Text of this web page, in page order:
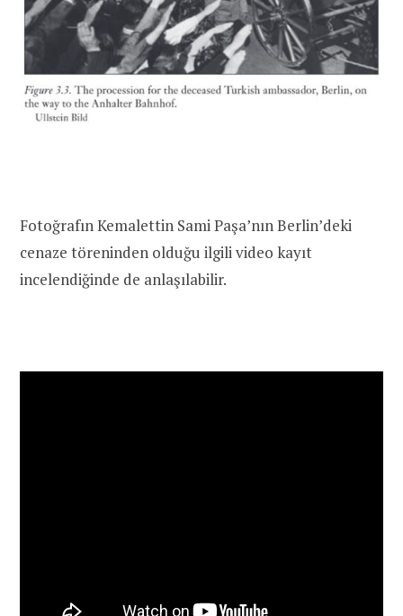
Fotoğrafın Kemalettin Sami Paşa’nın Berlin’deki
cenaze töreninden olduğu ilgili video kayıt
incelendiğinde de anlaşılabilir.